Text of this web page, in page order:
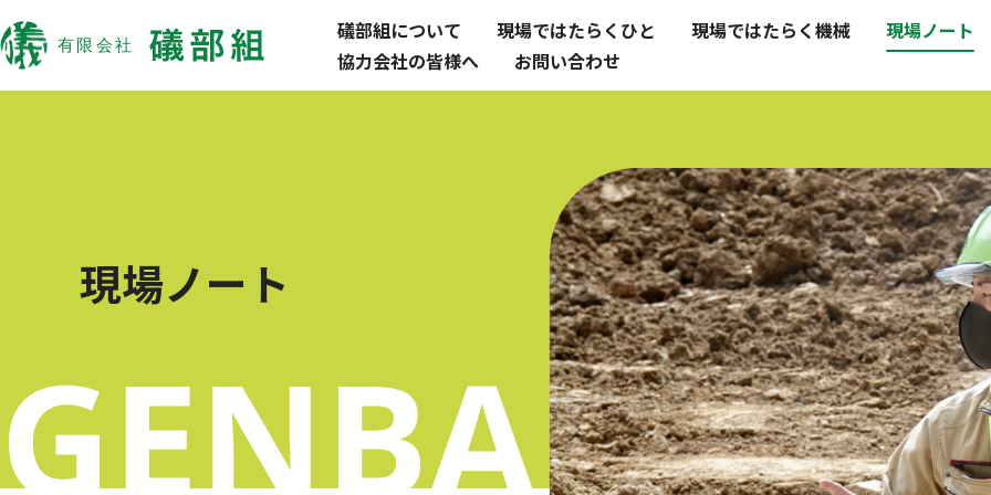
礒部組について 現場ではたらくひと 現場ではたらく機械
現場ノート
協力会社の皆様へ
お問い合わせ
現場ノート